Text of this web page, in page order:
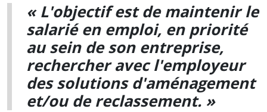
« L'objectif est de maintenir le
salarié en emploi, en priorité
au sein de son entreprise,
rechercher avec l'employeur
des solutions d'aménagement
et/ou de reclassement. »